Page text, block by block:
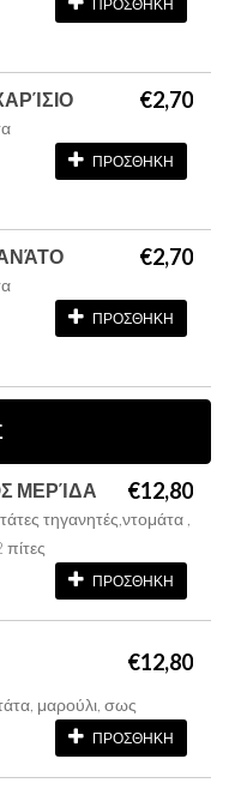
ΠΡΟΣΘΗΚΗ
€2,70
ΠΡΟΣΘΗΚΗ
€2,70
ΠΡΟΣΘΗΚΗ
ΜΕΡΊΔΑ €12,80
τηγανητές,ντομάτα ,
πίτες
ΠΡΟΣΘΗΚΗ
€12,80
μαρούλι, σως
ΠΡΟΣΘΗΚΗ